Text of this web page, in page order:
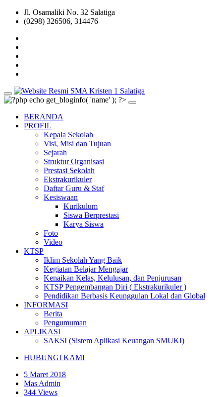
Jl. Osamaliki No. 32 Salatiga
(0298) 326506, 314476
BERANDA
PROFIL
Kepala Sekolah
Visi, Misi dan Tujuan
Sejarah
Struktur Organisasi
Prestasi Sekolah
Ekstrakurikuler
Daftar Guru & Staf
Kesiswaan
Kurikulum
Siswa Berprestasi
Karya Siswa
Foto
Video
KTSP
Iklim Sekolah Yang Baik
Kegiatan Belajar Mengajar
Kenaikan Kelas, Kelulusan, dan Penjurusan
KTSP Pengembangan Diri ( Ekstrakurikuler )
Pendidikan Berbasis Keunggulan Lokal dan Global
INFORMASI
Berita
Pengumuman
APLIKASI
SAKSI (Sistem Aplikasi Keuangan SMUKI)
HUBUNGI KAMI
5 Maret 2018
Mas Admin
344 Views